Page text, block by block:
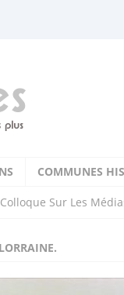
COMMUNES
Sur Les